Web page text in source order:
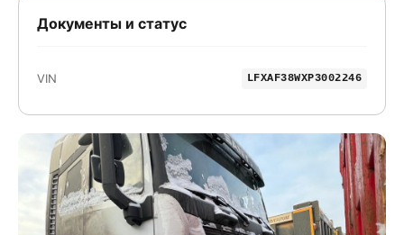
Документы и статус
VIN LFXAF38WXP3002246